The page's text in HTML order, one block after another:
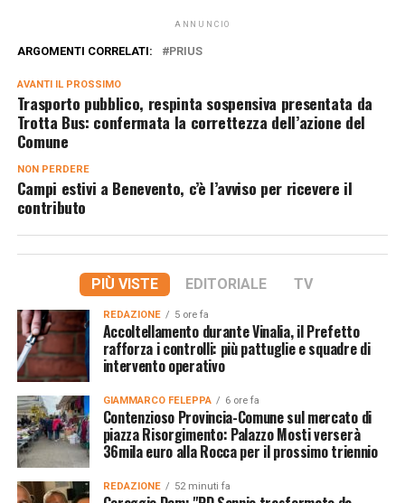
ANNUNCIO
ARGOMENTI CORRELATI: PRIUS
AVANTI IL ​​PROSSIMO
Trasporto pubblico, respinta sospensiva presentata da
Trotta Bus: confermata la correttezza dell’azione del
Comune
NON PERDERE
Campi estivi a Benevento, c’è l’avviso per ricevere il
contributo
PIÙ VISTE EDITORIALE TV
REDAZIONE 5 ore fa
Accoltellamento durante Vinalia, il Prefetto
rafforza i controlli: più pattuglie e squadre di
intervento operativo
GIAMMARCO FELEPPA 6 ore fa
Contenzioso Provincia-Comune sul mercato di
piazza Risorgimento: Palazzo Mosti verserà
36mila euro alla Rocca per il prossimo triennio
REDAZIONE 52 minuti fa